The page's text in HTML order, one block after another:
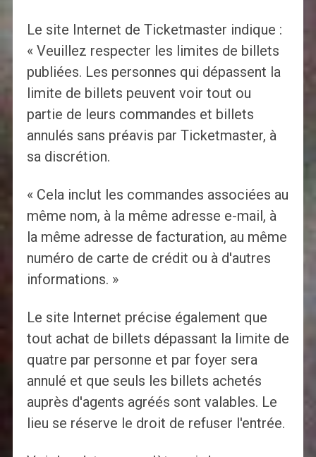
Le site Internet de Ticketmaster indique :
« Veuillez respecter les limites de billets
publiées. Les personnes qui dépassent la
limite de billets peuvent voir tout ou
partie de leurs commandes et billets
annulés sans préavis par Ticketmaster, à
sa discrétion.
« Cela inclut les commandes associées au
même nom, à la même adresse e-mail, à
la même adresse de facturation, au même
numéro de carte de crédit ou à d'autres
informations. »
Le site Internet précise également que
tout achat de billets dépassant la limite de
quatre par personne et par foyer sera
annulé et que seuls les billets achetés
auprès d'agents agréés sont valables. Le
lieu se réserve le droit de refuser l'entrée.